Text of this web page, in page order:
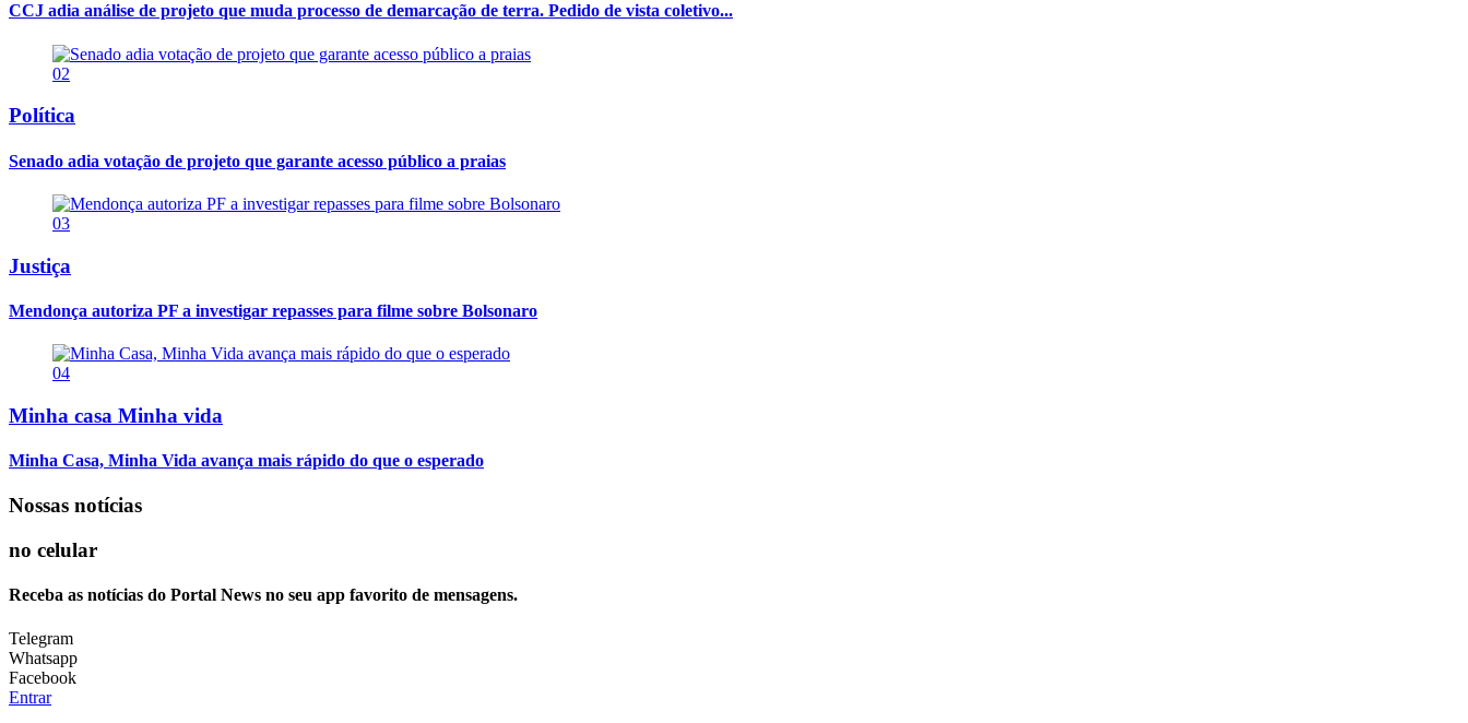
CCJ adia análise de projeto que muda processo de demarcação de terra. Pedido de vista coletivo...
02
Política
Senado adia votação de projeto que garante acesso público a praias
03
Justiça
Mendonça autoriza PF a investigar repasses para filme sobre Bolsonaro
04
Minha casa Minha vida
Minha Casa, Minha Vida avança mais rápido do que o esperado
Nossas notícias
no celular
Receba as notícias do Portal News no seu app favorito de mensagens.
Telegram
Whatsapp
Facebook
Entrar